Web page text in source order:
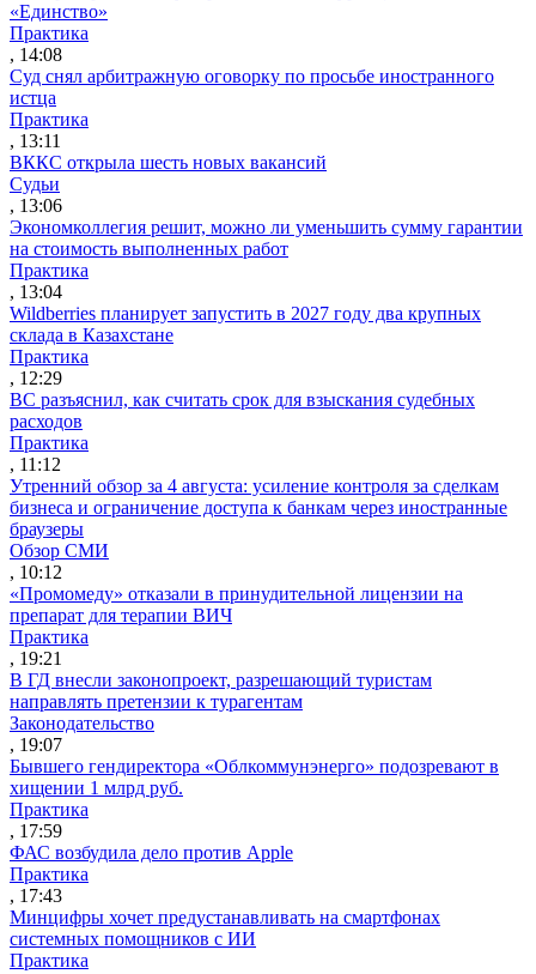
«Единство»
Практика
, 14:08
Суд снял арбитражную оговорку по просьбе иностранного
истца
Практика
, 13:11
ВККС открыла шесть новых вакансий
Судьи
, 13:06
Экономколлегия решит, можно ли уменьшить сумму гарантии
на стоимость выполненных работ
Практика
, 13:04
Wildberries планирует запустить в 2027 году два крупных
склада в Казахстане
Практика
, 12:29
ВС разъяснил, как считать срок для взыскания судебных
расходов
Практика
, 11:12
Утренний обзор за 4 августа: усиление контроля за сделкам
бизнеса и ограничение доступа к банкам через иностранные
браузеры
Обзор СМИ
, 10:12
«Промомеду» отказали в принудительной лицензии на
препарат для терапии ВИЧ
Практика
, 19:21
В ГД внесли законопроект, разрешающий туристам
направлять претензии к турагентам
Законодательство
, 19:07
Бывшего гендиректора «Облкоммунэнерго» подозревают в
хищении 1 млрд руб.
Практика
, 17:59
ФАС возбудила дело против Apple
Практика
, 17:43
Минцифры хочет предустанавливать на смартфонах
системных помощников с ИИ
Практика